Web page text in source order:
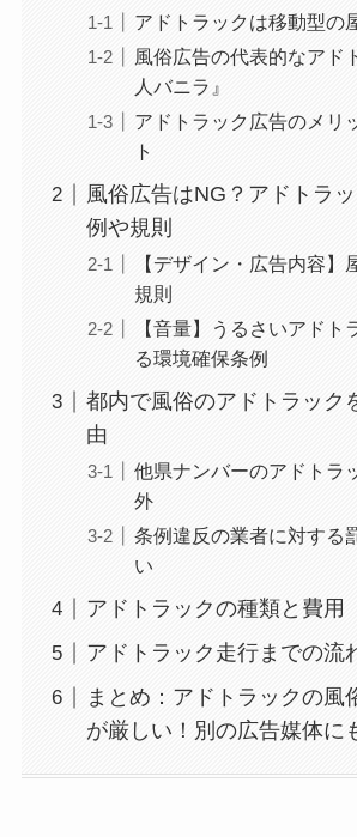
アドトラックは移動型の
風俗広告の代表的なアド
人バニラ』
アドトラック広告のメリ
ト
風俗広告はNG？アドトラ
例や規則
【デザイン・広告内容】
規則
【音量】うるさいアドト
る環境確保条例
都内で風俗のアドトラック
由
他県ナンバーのアドトラ
外
条例違反の業者に対する
い
アドトラックの種類と費用
アドトラック走行までの流
まとめ：アドトラックの風
が厳しい！別の広告媒体に